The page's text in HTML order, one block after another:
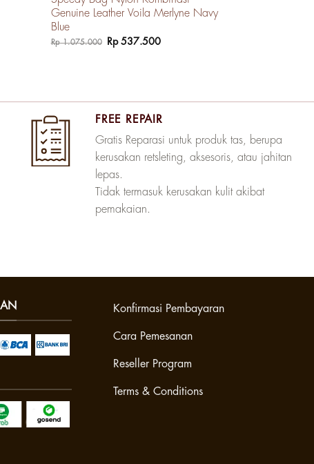
Genuine Leather Voila Merlyne Navy
Blue
Rp1.075.000
Harga
aslinya
Rp537.500Harga
FREE REPAIR
Gratis Reparasi untuk produk tas, berupa
kerusakan retsleting, aksesoris, atau jahitan
lepas.
Tidak termasuk kerusakan kulit akibat
pemakaian.
Konfirmasi Pembayaran
Cara Pemesanan
Reseller Program
Terms & Conditions